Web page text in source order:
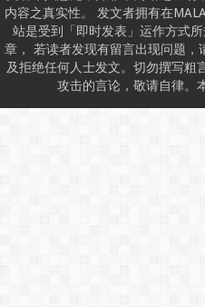
内容之真实性。 发文者拥有在
站是受到「即时发表」运作方式
章， 若读者发现有留言出现问题
及拒绝任何人士发文。切勿撰写粗
攻击的言论，敬请自律。